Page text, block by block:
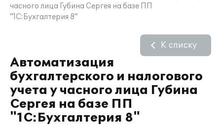
часного лица Губина Сергея на базе ПП
"1С:Бухгалтерия 8"
Автоматизация
бухгалтерского и налогового
учета у часного лица Губина
Сергея на базе ПП
"1С:Бухгалтерия 8"
К списку